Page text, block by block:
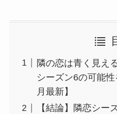
隣の恋は青く見え
シーズン6の可能
月最新】
【結論】隣恋シー